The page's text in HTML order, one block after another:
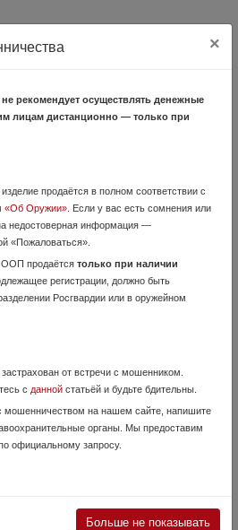
область, Серафимович
×
рекомендует осуществлять денежные
лицам дистанционно — только при
продаётся в полном соответствии с
«Об Оружии». Если у вас есть сомнения или
недостоверная информация —
«Пожаловаться».
продаётся только при наличии
регистрации, должно быть
Росгвардии или в оружейном
от встречи с мошенником.
с даннойстатьёй и будьте бдительны.
мошенничеством на нашем сайте, напишите
органы. Мы предоставим
официальному запросу.
Больше не показывать